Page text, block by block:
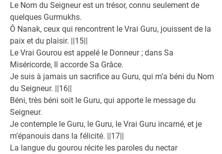
Le Nom du Seigneur est un trésor, connu seulement de
quelques Gurmukhs.
Ô Nanak, ceux qui rencontrent le Vrai Guru, jouissent de la
paix et du plaisir. ||15||
Le Vrai Gourou est appelé le Donneur ; dans Sa
Miséricorde, Il accorde Sa Grâce.
Je suis à jamais un sacrifice au Guru, qui m’a béni du Nom
du Seigneur. ||16||
Béni, très béni soit le Guru, qui apporte le message du
Seigneur.
Je contemple le Guru, le Guru, le Vrai Guru incarné, et je
m’épanouis dans la félicité. ||17||
La langue du gourou récite les paroles du nectar